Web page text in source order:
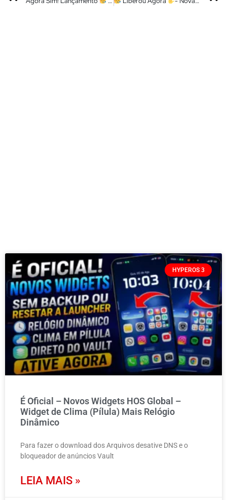
HYPEROS 3
É Oficial – Novos Widgets HOS Global –
Widget de Clima (Pílula) Mais Relógio
Dinâmico
Para fazer o download dos Arquivos desative DNS e o
bloqueador de anúncios Vault
LEIA MAIS »